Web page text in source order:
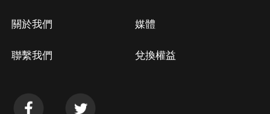
關於我們
聯繫我們
媒體
兌換權益